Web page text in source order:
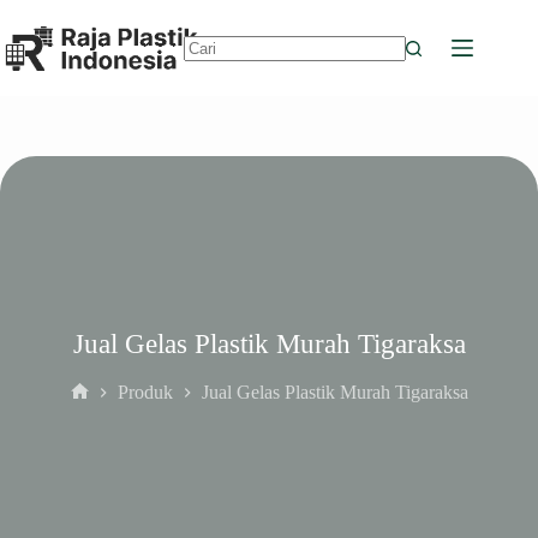
to
content
Jual Gelas Plastik Murah Tigaraksa
Produk Jual Gelas Plastik Murah Tigaraksa